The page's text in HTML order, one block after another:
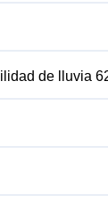
de lluvia